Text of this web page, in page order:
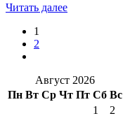
Читать далее
1
2
Август 2026
Пн Вт Ср Чт Пт Сб Вс
1
2